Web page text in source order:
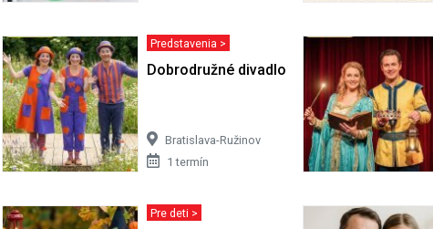
Predstavenia >
Dobrodružné divadlo pre deti
Bratislava-Ružinov
1 termín
Pre deti >